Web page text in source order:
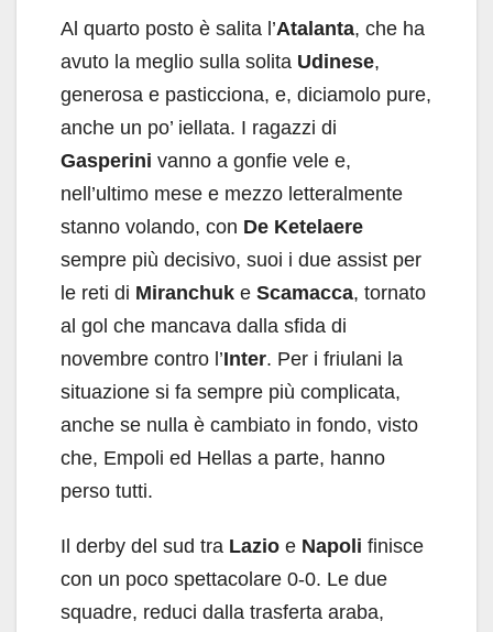
Al quarto posto è salita l’Atalanta, che ha
avuto la meglio sulla solita Udinese,
generosa e pasticciona, e, diciamolo pure,
anche un po’ iellata. I ragazzi di
Gasperini vanno a gonfie vele e,
nell’ultimo mese e mezzo letteralmente
stanno volando, con De Ketelaere
sempre più decisivo, suoi i due assist per
le reti di Miranchuk e Scamacca, tornato
al gol che mancava dalla sfida di
novembre contro l’Inter. Per i friulani la
situazione si fa sempre più complicata,
anche se nulla è cambiato in fondo, visto
che, Empoli ed Hellas a parte, hanno
perso tutti.
Il derby del sud tra Lazio e Napoli finisce
con un poco spettacolare 0-0. Le due
squadre, reduci dalla trasferta araba,